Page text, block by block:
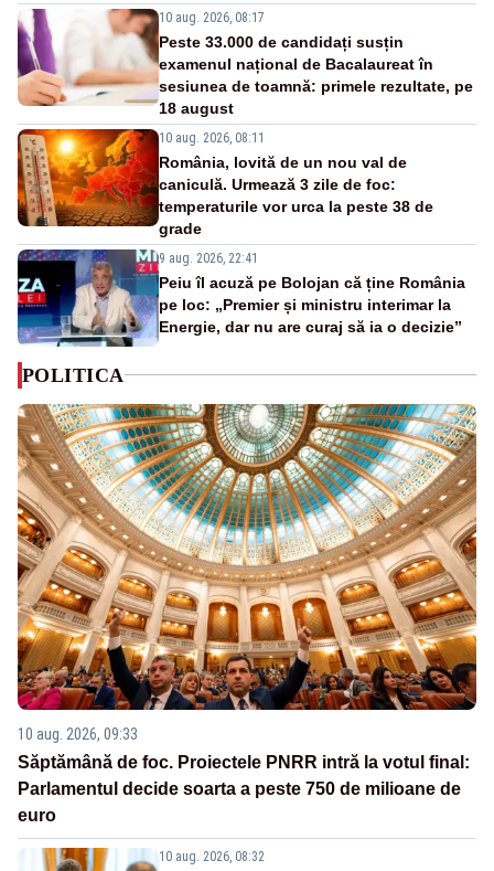
10 aug. 2026, 08:17
Peste 33.000 de candidați susțin
examenul național de Bacalaureat în
sesiunea de toamnă: primele rezultate, pe
18 august
10 aug. 2026, 08:11
România, lovită de un nou val de
caniculă. Urmează 3 zile de foc:
temperaturile vor urca la peste 38 de
grade
9 aug. 2026, 22:41
Peiu îl acuză pe Bolojan că ține România
pe loc: „Premier și ministru interimar la
Energie, dar nu are curaj să ia o decizie”
POLITICA
10 aug. 2026, 09:33
Săptămână de foc. Proiectele PNRR intră la votul final:
Parlamentul decide soarta a peste 750 de milioane de
euro
10 aug. 2026, 08:32